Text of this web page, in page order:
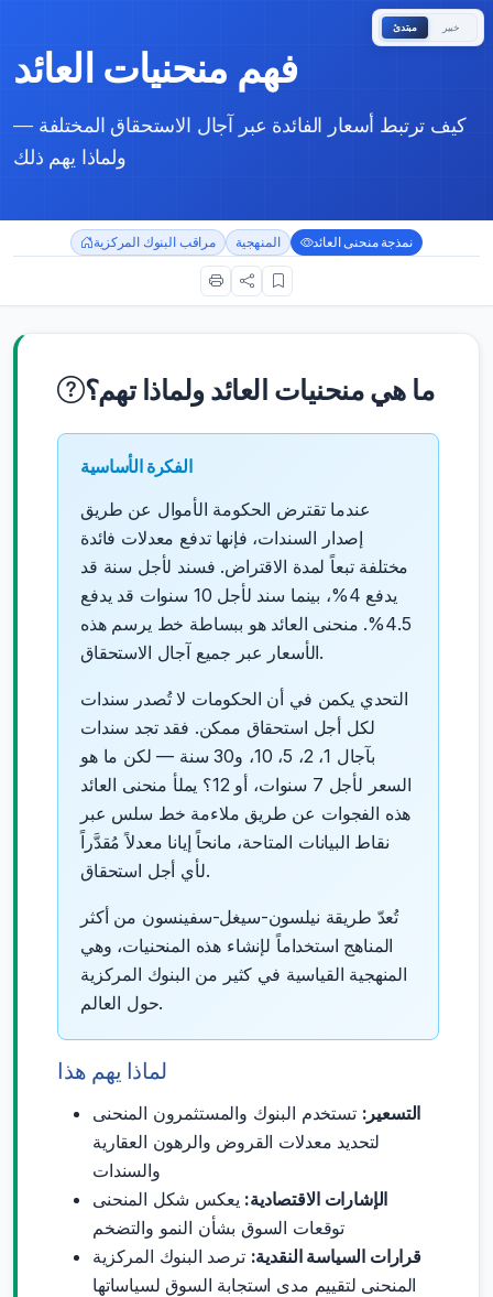
فهم منحنيات العائد
كيف ترتبط أسعار الفائدة عبر آجال الاستحقاق المختلفة —
ولماذا يهم ذلك
مراقب البنوك المركزية المنهجية نمذجة منحنى العائد
ما هي منحنيات العائد ولماذا تهم؟
الفكرة الأساسية
عندما تقترض الحكومة الأموال عن طريق
إصدار السندات، فإنها تدفع معدلات فائدة
مختلفة تبعاً لمدة الاقتراض. فسند لأجل سنة قد
يدفع 4%، بينما سند لأجل 10 سنوات قد يدفع
4.5%. منحنى العائد هو ببساطة خط يرسم هذه
الأسعار عبر جميع آجال الاستحقاق.
التحدي يكمن في أن الحكومات لا تُصدر سندات
لكل أجل استحقاق ممكن. فقد تجد سندات
بآجال 1، 2، 5، 10، و30 سنة — لكن ما هو
السعر لأجل 7 سنوات، أو 12؟ يملأ منحنى العائد
هذه الفجوات عن طريق ملاءمة خط سلس عبر
نقاط البيانات المتاحة، مانحاً إيانا معدلاً مُقدَّراً
لأي أجل استحقاق.
تُعدّ طريقة نيلسون-سيغل-سفينسون من أكثر
المناهج استخداماً لإنشاء هذه المنحنيات، وهي
المنهجية القياسية في كثير من البنوك المركزية
حول العالم.
لماذا يهم هذا
التسعير: تستخدم البنوك والمستثمرون المنحنى
لتحديد معدلات القروض والرهون العقارية
والسندات
الإشارات الاقتصادية: يعكس شكل المنحنى
توقعات السوق بشأن النمو والتضخم
قرارات السياسة النقدية: ترصد البنوك المركزية
المنحنى لتقييم مدى استجابة السوق لسياساتها
مبتدئ خبير